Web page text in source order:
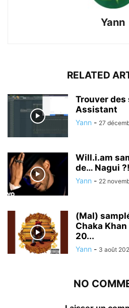
Yann
RELATED
Trouver des
Assistant
Yann - 27
Will.i.am
de… Nagui ?!
Yann - 22
(Mal)
Chaka
20...
Yann - 3 août
NO